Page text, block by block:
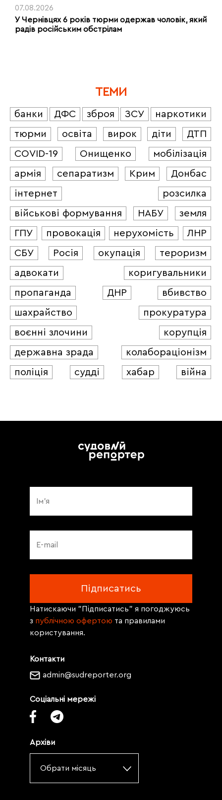
07.08.2026
У Чернівцях 6 років тюрми одержав чоловік, який
радів російським обстрілам
ТЕМИ
банки ДФС зброя ЗСУ
наркотики
тюрми
освіта вирок діти
ДТП
COVID-19
Онищенко
мобілізація
армія
сепаратизм Крим
Донбас
інтернет
розсилка
військові формування
НАБУ
земля
ГПУ
провокація нерухомість
ЛНР
СБУ
Росія окупація
тероризм
адвокати
коригувальники
пропаганда
ДНР
вбивство
шахрайство
прокуратура
воєнні злочини
корупція
державна зрада
колабораціонізм
поліція
судді хабар війна
Контакти
admin@sudreporter.org
Соціальні мережі
Архіви
Обрати місяць
Натискаючи "Підписатись" я погоджуюсь
з публічною офертою та правилами
користування.